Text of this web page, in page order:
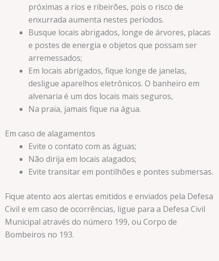
próximas a rios e ribeirões, pois o risco de
enxurrada aumenta nestes períodos.
Busque locais abrigados, longe de árvores, placas
e postes de energia e objetos que possam ser
arremessados;
Em locais abrigados, fique longe de janelas,
desligue aparelhos eletrônicos. O banheiro em
alvenaria é um dos locais mais seguros,
Na praia, jamais fique na água.
Em caso de alagamentos
Evite o contato com as águas;
Não dirija em locais alagados;
Evite transitar em pontilhões e pontes submersas.
Fique atento aos alertas emitidos e enviados pela Defesa
Civil e em caso de ocorrências, ligue para a Defesa Civil
Municipal através do número 199, ou Corpo de
Bombeiros no 193.